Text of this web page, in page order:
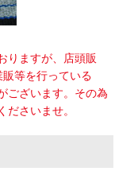
りますが、店頭販
等を行っている
ございます。その為
さいませ。